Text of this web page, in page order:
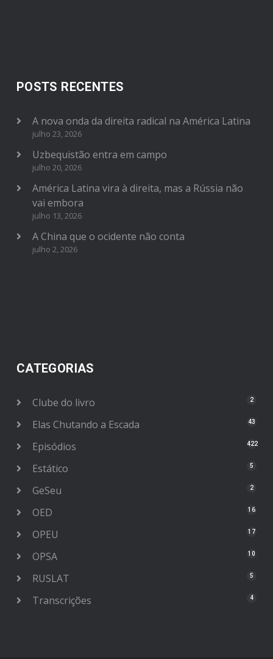
POSTS RECENTES
A nova onda da direita radical na América Latina
julho 23, 2026
Uzbequistão entra em campo
julho 20, 2026
América Latina vira à direita, mas a Rússia não
vai embora
julho 13, 2026
A China que o ocidente não conta
julho 2, 2026
CATEGORIAS
Clube do livro 2
Elas Chutando a Escada 43
Episódios 422
Estático 5
GeSeu 2
OED 16
OPEU 17
OPSA 10
RUSLAT 5
Transcrições 4